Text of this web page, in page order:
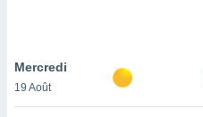
notre
Mercredi
19 Août